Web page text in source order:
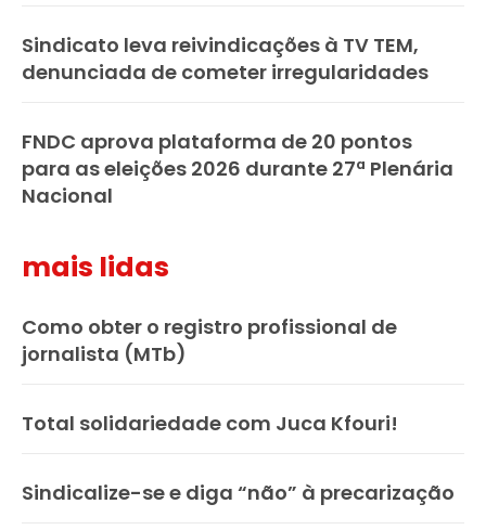
Sindicato leva reivindicações à TV TEM,
denunciada de cometer irregularidades
FNDC aprova plataforma de 20 pontos
para as eleições 2026 durante 27ª Plenária
Nacional
mais lidas
Como obter o registro profissional de
jornalista (MTb)
Total solidariedade com Juca Kfouri!
Sindicalize-se e diga “não” à precarização